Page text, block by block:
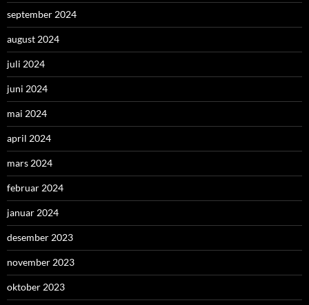
september 2024
august 2024
juli 2024
juni 2024
mai 2024
april 2024
mars 2024
februar 2024
januar 2024
desember 2023
november 2023
oktober 2023